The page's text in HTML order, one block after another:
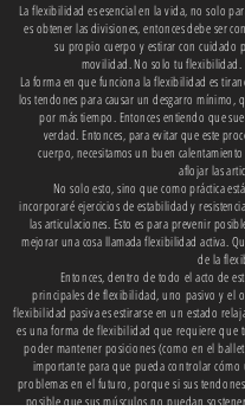
La flexibilidad es esencial en la vida, no solo
es obtener las divisiones, entonces debe ser
su propio cuerpo y estirar con cuidado
movilidad. No solo tu flexibilidad.
La forma en que funciona la flexibilidad es
los tendones para causar un desgarro mínimo,
por más tiempo. Entonces entiendo que
verdad. Entonces, para evitar que este
cuerpo, necesitamos un buen
aflojar las
No solo esto, sino que como práctica
incorporaré ejercicios de estabilidad y
las articulaciones. Esto es para prevenir
mejorar una cosa llamada flexibilidad activa.
de la
Entonces, dentro de todo el acto de
principales de flexibilidad, uno pasivo y el
flexibilidad pasivaesestirarse en un estado
es una forma de flexibilidad que requiere que
poder mantener posiciones (como en el
importante para que pueda controlar cómo
problemas en el futuro, porque si sus
posible que sus músculos no puedan